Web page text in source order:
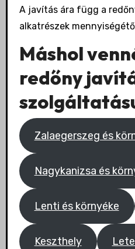
A javítás ára függ a
alkatrészek
Máshol
redőny
Zalaegerszeg és
Nagykanizsa és
Lenti és környéke
Keszthely